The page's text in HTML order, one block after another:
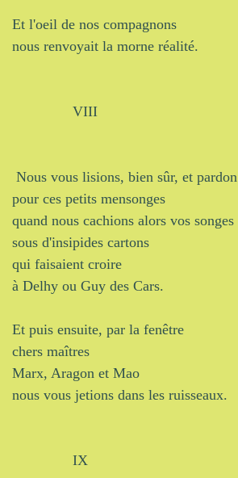
Et l'oeil de nos compagnons
nous renvoyait la morne réalité.
VIII
Nous vous lisions, bien sûr, et pardon
pour ces petits mensonges
quand nous cachions alors vos songes
sous d'insipides cartons
qui faisaient croire
à Delhy ou Guy des Cars.
Et puis ensuite, par la fenêtre
chers maîtres
Marx, Aragon et Mao
nous vous jetions dans les ruisseaux.
IX